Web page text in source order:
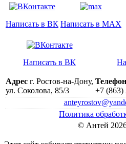
Написать в ВК Написать в MAX
Написать в ВК
Адрес г. Ростов-на-Дону,
ул. Соколова, 85/3
+7 (863)
Политика
© Антей